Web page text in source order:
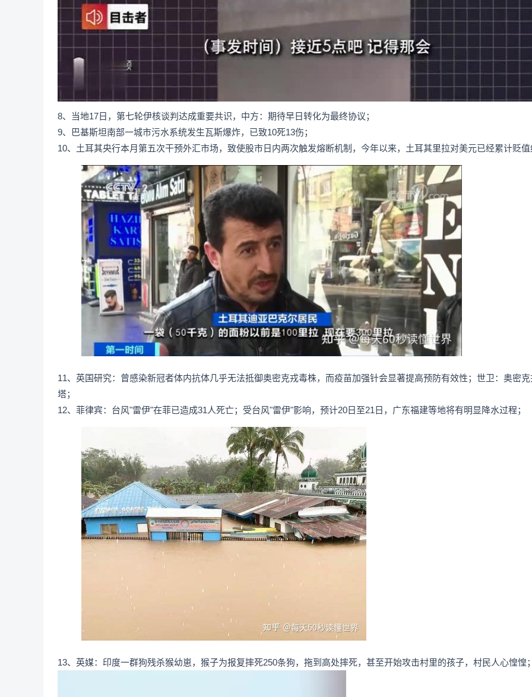
8、当地17日，第七轮伊核谈判达成重要共识，中方：期待早日转化为最终协议；
9、巴基斯坦南部一城市污水系统发生瓦斯爆炸，已致10死13伤；
10、土耳其央行本月第五次干预外汇市场，致使股市日内两次触发熔断机制，今年以来，土耳其里拉对美元已经累计贬
11、英国研究：曾感染新冠者体内抗体几乎无法抵御奥密克戎毒株，而疫苗加强针会显著提高预防有效性；世卫：奥密
塔；
12、菲律宾：台风"雷伊"在菲已造成31人死亡；受台风"雷伊"影响，预计20日至21日，广东福建等地将有明显降水过程；
13、英媒：印度一群狗残杀猴幼崽，猴子为报复摔死250条狗，拖到高处摔死，甚至开始攻击村里的孩子，村民人心惶惶